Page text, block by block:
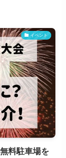
イベント
料駐車場を